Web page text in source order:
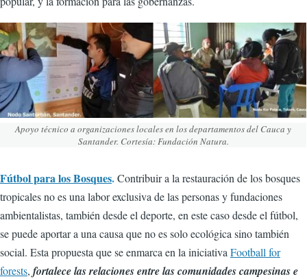
Apoyo técnico a organizaciones locales en los departamentos del Cauca y
Santander. Cortesía: Fundación Natura.
Fútbol para los Bosques.Contribuir a la restauración de los bosques
tropicales no es una labor exclusiva de las personas y fundaciones
ambientalistas, también desde el deporte, en este caso desde el fútbol,
se puede aportar a una causa que no es solo ecológica sino también
social. Esta propuesta que se enmarca en la iniciativa Football for
forests, fortalece las relaciones entre las comunidades campesinas e